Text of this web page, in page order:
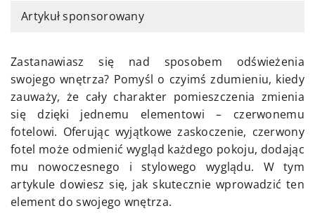
Artykuł sponsorowany
Zastanawiasz się nad sposobem odświeżenia
swojego wnętrza? Pomyśl o czyimś zdumieniu, kiedy
zauważy, że cały charakter pomieszczenia zmienia
się dzięki jednemu elementowi – czerwonemu
fotelowi. Oferując wyjątkowe zaskoczenie, czerwony
fotel może odmienić wygląd każdego pokoju, dodając
mu nowoczesnego i stylowego wyglądu. W tym
artykule dowiesz się, jak skutecznie wprowadzić ten
element do swojego wnętrza.